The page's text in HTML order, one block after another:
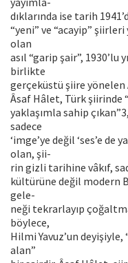
dıklarında ise tarih
“yeni” ve “acayip”
olan
asıl “garip şair”, 1930’lu
birlikte
gerçeküstü şiire yönelen
Âsaf Hâlet, Türk şiirinde
yaklaşımla sahip
sadece
‘imge’ye değil ‘ses’e
olan, şii-
rin gizli tarihine vâkıf,
kültürüne değil modern
gele-
neği tekrarlayıp
böylece,
Hilmi Yavuz’un
alan”